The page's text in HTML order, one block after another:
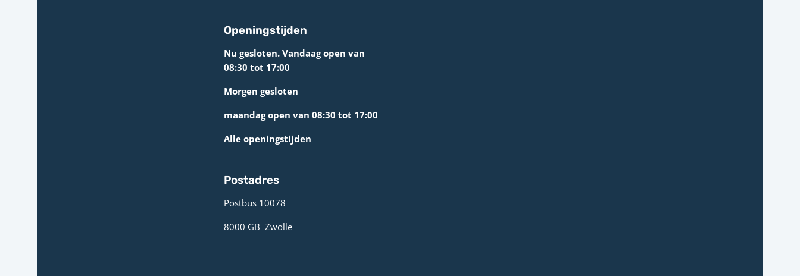
Openingstijden
Nu gesloten. Vandaag open van
08:30 tot 17:00
Morgen gesloten
maandag open van 08:30 tot 17:00
Alle openingstijden
Postadres
Postbus 10078 ­
8000 GB ­ Zwolle